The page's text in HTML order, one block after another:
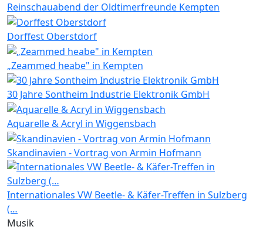
Reinschauabend der Oldtimerfreunde Kempten
Dorffest Oberstdorf
„Zeammed heabe" in Kempten
30 Jahre Sontheim Industrie Elektronik GmbH
Aquarelle & Acryl in Wiggensbach
Skandinavien - Vortrag von Armin Hofmann
Internationales VW Beetle- & Käfer-Treffen in Sulzberg
(…
Musik